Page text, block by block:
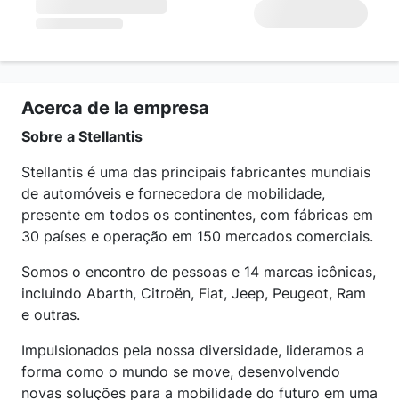
Acerca de la empresa
Sobre a Stellantis
Stellantis é uma das principais fabricantes mundiais
de automóveis e fornecedora de mobilidade,
presente em todos os continentes, com fábricas em
30 países e operação em 150 mercados comerciais.
Somos o encontro de pessoas e 14 marcas icônicas,
incluindo Abarth, Citroën, Fiat, Jeep, Peugeot, Ram
e outras.
Impulsionados pela nossa diversidade, lideramos a
forma como o mundo se move, desenvolvendo
novas soluções para a mobilidade do futuro em uma